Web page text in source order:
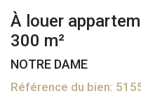
À louer
300 m²
NOTRE DAME
Référence du bien: